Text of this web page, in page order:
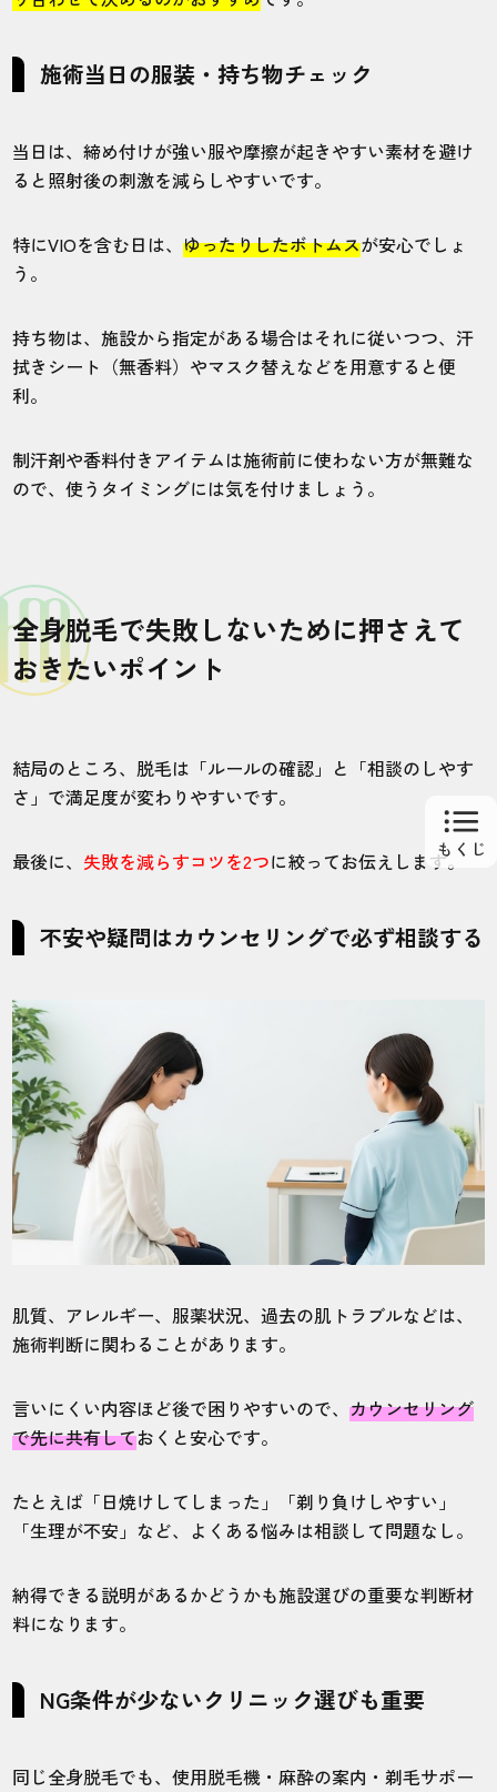
施術当日の服装・持ち物チェック
当日は、締め付けが強い服や摩擦が起きやすい素材を避け
ると照射後の刺激を減らしやすいです。
特にVIOを含む日は、ゆったりしたボトムスが安心でしょ
う。
持ち物は、施設から指定がある場合はそれに従いつつ、汗
拭きシート（無香料）やマスク替えなどを用意すると便
利。
制汗剤や香料付きアイテムは施術前に使わない方が無難な
ので、使うタイミングには気を付けましょう。
全身脱毛で失敗しないために押さえて
おきたいポイント
結局のところ、脱毛は「ルールの確認」と「相談のしやす
さ」で満足度が変わりやすいです。
最後に、 失敗を減らすコツを2つに絞ってお伝えします。
不安や疑問はカウンセリングで必ず相談する
肌質、アレルギー、服薬状況、過去の肌トラブルなどは、
施術判断に関わることがあります。
言いにくい内容ほど後で困りやすいので、カウンセリング
で先に共有しておくと安心です。
たとえば「日焼けしてしまった」「剃り負けしやすい」
「生理が不安」など、よくある悩みは相談して問題なし。
納得できる説明があるかどうかも施設選びの重要な判断材
料になります。
NG条件が少ないクリニック選びも重要
同じ全身脱毛でも、使用脱毛機・麻酔の案内・剃毛サポー